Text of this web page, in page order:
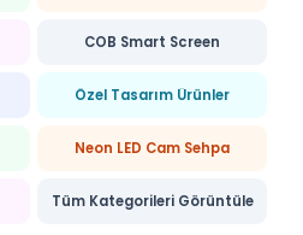
COB Smart Screen
Özel Tasarım Ürünler
Neon LED Cam Sehpa
Tüm Kategorileri Görüntüle